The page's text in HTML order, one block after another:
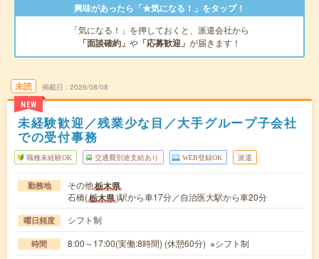
興味があったら「★気になる！」をタップ！
「気になる！」を押しておくと、派遣会社から
「面談確約」 や 「応募歓迎」 が届きます！
未読
NEW
掲載日 2026/08/08
未経験歓迎／残業少な目／大手グループ子会社
での受付事務
職種未経験OK 交通費別途支給あり WEB登録OK 派遣
勤務地 その他栃木県
石橋(栃木県)駅から車17分／自治医大駅から車20分
曜日頻度 シフト制
時間 8:00～17:00(実働:8時間) (休憩60分) ※シフト制